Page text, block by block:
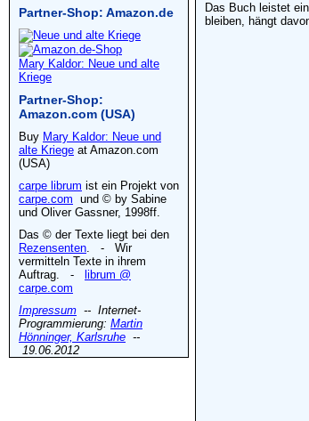
Das Buch leistet
bleiben, hängt
Partner-Shop: Amazon.de
Mary Kaldor: Neue und alte
Kriege
Partner-Shop:
Amazon.com (USA)
Buy Mary Kaldor: Neue und
alte Kriege at Amazon.com
(USA)
carpe librum ist ein Projekt von
carpe.com und © by Sabine
und Oliver Gassner, 1998ff.
Das © der Texte liegt bei den
Rezensenten. - Wir
vermitteln Texte in ihrem
Auftrag. -
librum @
carpe.com
Impressum -- Internet-
Programmierung: Martin
Hönninger, Karlsruhe --
19.06.2012